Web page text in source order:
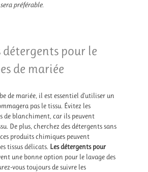
préférable.
détergents pour le
de mariée
de mariée, il est essentiel d’utiliser un
pas le tissu. Évitez les
de blanchiment, car ils peuvent
De plus, cherchez des détergents sans
produits chimiques peuvent
tissus délicats. Les détergents pour
une bonne option pour le lavage des
vous toujours de suivre les